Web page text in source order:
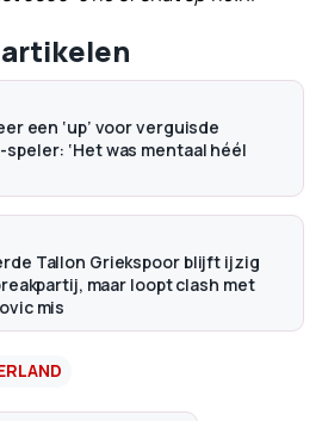
een ‘up’ voor verguisde
‘Het was mentaal héél
Tallon Griekspoor blijft ijzig
maar loopt clash met
mis